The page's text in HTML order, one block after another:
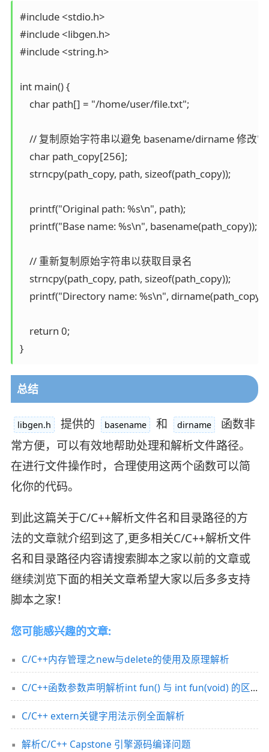
#include <stdio.h>
#include <libgen.h>
#include <string.h>
int main() {
    char path[] = "/home/user/file.txt";
    // 复制原始字符串以避免 basename/dirname 修改它
    char path_copy[256];
    strncpy(path_copy, path, sizeof(path_copy));
    printf("Original path: %s\n", path);
printf("Base name: %s\n", basename(path_copy)); //
    // 重新复制原始字符串以获取目录名
    strncpy(path_copy, path, sizeof(path_copy));
printf("Directory name: %s\n",
    return 0;
}
总结
libgen.h 提供的 basename 和 dirname
函数非
常方便，可以有效地帮助处理和解析文件路径。
在进行文件操作时，合理使用这两个函数可以简
化你的代码。
到此这篇关于C/C++解析文件名和目录路径的方
法的文章就介绍到这了,更多相关C/C++解析文件
名和目录路径内容请搜索脚本之家以前的文章或
继续浏览下面的相关文章希望大家以后多多支持
脚本之家！
您可能感兴趣的文章:
C/C++内存管理之new与delete的使用及原理解析
C/C++函数参数声明解析int fun() 与 int fun(void) 的区别讲解
C/C++ extern关键字用法示例全面解析
解析C/C++ Capstone 引擎源码编译问题